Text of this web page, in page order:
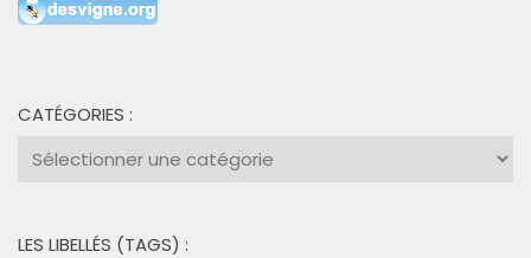
CATÉGORIES :
Catégories
LES LIBELLÉS (TAGS) :